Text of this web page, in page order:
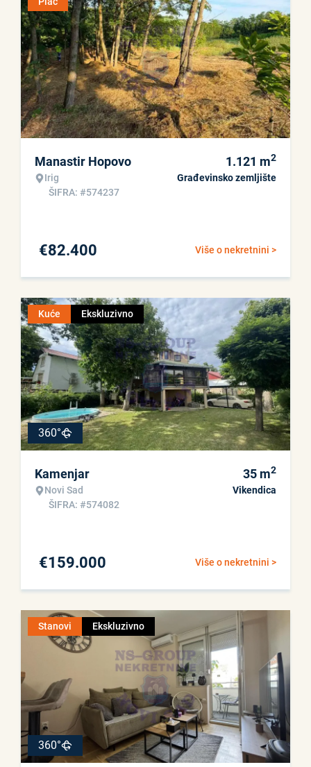
Manastir Hopovo
Irig
ŠIFRA: #574237
1.121 m2
Građevinsko zemljište
Više o nekretnini >
€82.400
Kuće Ekskluzivno
360°
Kamenjar
Novi Sad
ŠIFRA: #574082
35 m2
Vikendica
Više o nekretnini >
€159.000
Stanovi Ekskluzivno
360°